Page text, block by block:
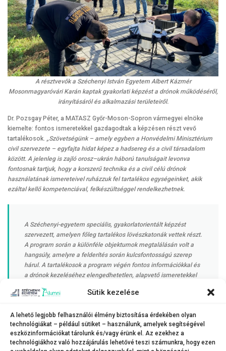
Sütik kezelése
A lehető legjobb felhasználói élmény biztosítása érdekében olyan
technológiákat – például sütiket – használunk, amelyek segítségével
eszközinformációkat tárolunk és/vagy érünk el. Az ezekhez a
technológiákhoz való hozzájárulás lehetővé teszi számunkra, hogy ezen
A résztvevők a Széchenyi István Egyetem Albert Kázmér
Mosonmagyaróvári Karán kaptak gyakorlati képzést a drónok működéséről,
irányításáról és alkalmazási területeiről.
Dr. Pozsgay Péter, a MATASZ Győr-Moson-Sopron vármegyei elnöke
kiemelte: fontos ismeretekkel gazdagodtak a képzésen részt vevő
tartalékosok. „Szövetségünk – amely egyben a Honvédelmi Minisztérium
civil szervezete – egyfajta hidat képez a hadsereg és a civil társadalom
között. A jelenleg is zajló orosz–ukrán háború tanulságait levonva
fontosnak tartjuk, hogy a korszerű technika és a civil célú drónok
használatának ismereteivel ruházzuk fel tartalékos egységeinket, akik
ezáltal kellő kompetenciával, felkészültséggel rendelkezhetnek.
A Széchenyi-egyetem speciális, gyakorlatorientált képzést
szervezett, amelyen főleg tartalékos lövészkatonák vettek részt.
A program során a különféle objektumok megtalálásán volt a
hangsúly, amelyre a felderítés során kulcsfontosságú szerep
hárul. A tartalékosok a program végén fontos információkkal és
a drónok kezeléséhez elengedhetetlen, alapvető ismeretekkel
sikert aratott a résztvevők között, és a rengeteg pozitív
törekszünk”